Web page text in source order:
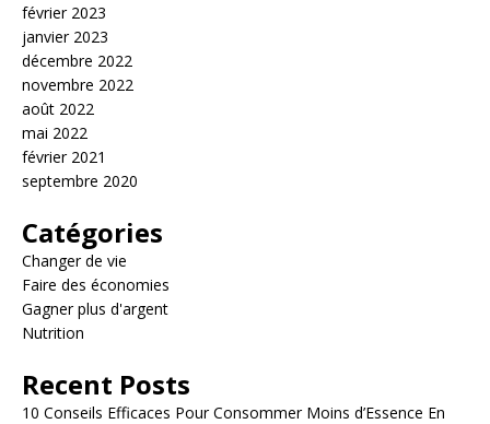
février 2023
janvier 2023
décembre 2022
novembre 2022
août 2022
mai 2022
février 2021
septembre 2020
Catégories
Changer de vie
Faire des économies
Gagner plus d'argent
Nutrition
Recent Posts
10 Conseils Efficaces Pour Consommer Moins d’Essence En